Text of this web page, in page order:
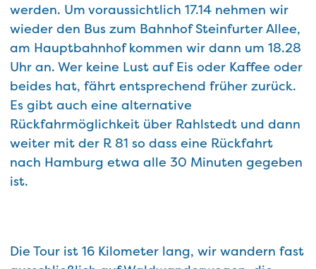
werden. Um voraussichtlich 17.14 nehmen wir
wieder den Bus zum Bahnhof Steinfurter Allee,
am Hauptbahnhof kommen wir dann um 18.28
Uhr an. Wer keine Lust auf Eis oder Kaffee oder
beides hat, fährt entsprechend früher zurück.
Es gibt auch eine alternative
Rückfahrmöglichkeit über Rahlstedt und dann
weiter mit der R 81 so dass eine Rückfahrt
nach Hamburg etwa alle 30 Minuten gegeben
ist.
Die Tour ist 16 Kilometer lang, wir wandern fast